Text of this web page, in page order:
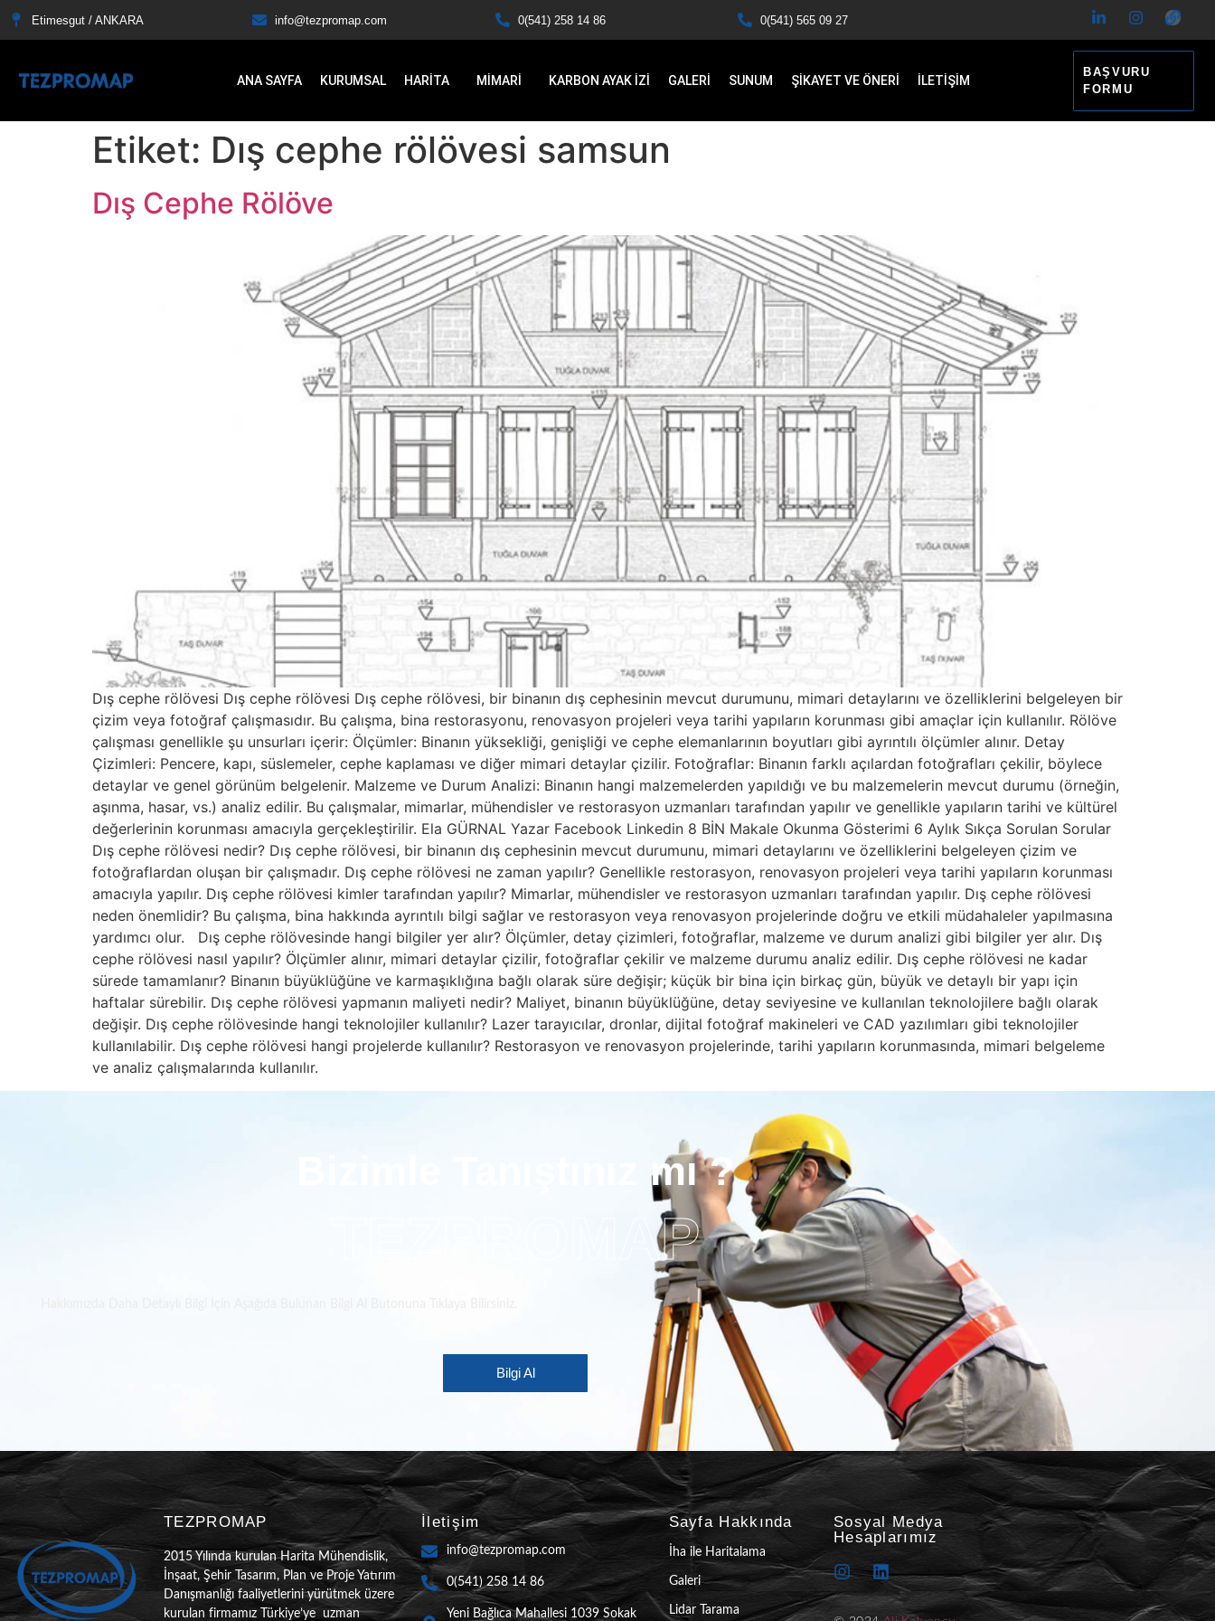
Etimesgut / ANKARA info@tezpromap.com 0(541) 258 14 86 0(541) 565 09 27
ANA SAYFA KURUMSAL HARİTA MİMARİ KARBON AYAK İZİ GALERİ SUNUM ŞİKAYET VE ÖNERİ İLETİŞİM
BAŞVURU
FORMU
Etiket: Dış cephe rölövesi samsun
Dış Cephe Rölöve
Dış cephe rölövesi Dış cephe rölövesi Dış cephe rölövesi, bir binanın dış cephesinin mevcut durumunu, mimari detaylarını ve özelliklerini belgeleyen bir
çizim veya fotoğraf çalışmasıdır. Bu çalışma, bina restorasyonu, renovasyon projeleri veya tarihi yapıların korunması gibi amaçlar için kullanılır. Rölöve
çalışması genellikle şu unsurları içerir: Ölçümler: Binanın yüksekliği, genişliği ve cephe elemanlarının boyutları gibi ayrıntılı ölçümler alınır. Detay
Çizimleri: Pencere, kapı, süslemeler, cephe kaplaması ve diğer mimari detaylar çizilir. Fotoğraflar: Binanın farklı açılardan fotoğrafları çekilir, böylece
detaylar ve genel görünüm belgelenir. Malzeme ve Durum Analizi: Binanın hangi malzemelerden yapıldığı ve bu malzemelerin mevcut durumu (örneğin,
aşınma, hasar, vs.) analiz edilir. Bu çalışmalar, mimarlar, mühendisler ve restorasyon uzmanları tarafından yapılır ve genellikle yapıların tarihi ve kültürel
değerlerinin korunması amacıyla gerçekleştirilir. Ela GÜRNAL Yazar Facebook Linkedin 8 BİN Makale Okunma Gösterimi 6 Aylık Sıkça Sorulan Sorular
Dış cephe rölövesi nedir? Dış cephe rölövesi, bir binanın dış cephesinin mevcut durumunu, mimari detaylarını ve özelliklerini belgeleyen çizim ve
fotoğraflardan oluşan bir çalışmadır. Dış cephe rölövesi ne zaman yapılır? Genellikle restorasyon, renovasyon projeleri veya tarihi yapıların korunması
amacıyla yapılır. Dış cephe rölövesi kimler tarafından yapılır? Mimarlar, mühendisler ve restorasyon uzmanları tarafından yapılır. Dış cephe rölövesi
neden önemlidir? Bu çalışma, bina hakkında ayrıntılı bilgi sağlar ve restorasyon veya renovasyon projelerinde doğru ve etkili müdahaleler yapılmasına
yardımcı olur. Dış cephe rölövesinde hangi bilgiler yer alır? Ölçümler, detay çizimleri, fotoğraflar, malzeme ve durum analizi gibi bilgiler yer alır. Dış
cephe rölövesi nasıl yapılır? Ölçümler alınır, mimari detaylar çizilir, fotoğraflar çekilir ve malzeme durumu analiz edilir. Dış cephe rölövesi ne kadar
sürede tamamlanır? Binanın büyüklüğüne ve karmaşıklığına bağlı olarak süre değişir; küçük bir bina için birkaç gün, büyük ve detaylı bir yapı için
haftalar sürebilir. Dış cephe rölövesi yapmanın maliyeti nedir? Maliyet, binanın büyüklüğüne, detay seviyesine ve kullanılan teknolojilere bağlı olarak
değişir. Dış cephe rölövesinde hangi teknolojiler kullanılır? Lazer tarayıcılar, dronlar, dijital fotoğraf makineleri ve CAD yazılımları gibi teknolojiler
kullanılabilir. Dış cephe rölövesi hangi projelerde kullanılır? Restorasyon ve renovasyon projelerinde, tarihi yapıların korunmasında, mimari belgeleme
ve analiz çalışmalarında kullanılır.
Bizimle Tanıştınız mı ?
TEZPROMAP
Bilgi Al
TEZPROMAP
2015 Yılında kurulan Harita Mühendislik,
İnşaat, Şehir Tasarım, Plan ve Proje Yatırım
Danışmanlığı faaliyetlerini yürütmek üzere
kurulan firmamız Türkiye’ye uzman
İletişim
info@tezpromap.com
0(541) 258 14 86
Yeni Bağlıca Mahallesi 1039 Sokak
Sayfa Hakkında
İha ile Haritalama
Galeri
Lidar Tarama
Sosyal Medya
Hesaplarımız